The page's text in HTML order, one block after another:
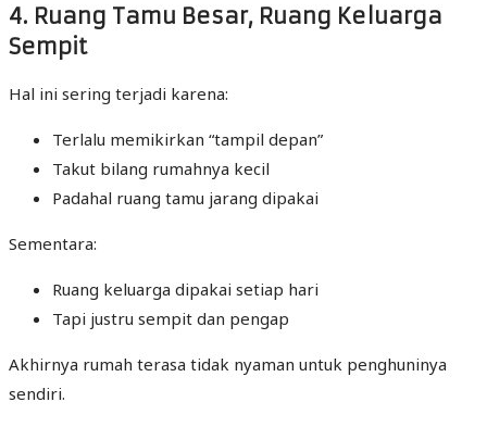
4. Ruang Tamu Besar, Ruang Keluarga
Sempit
Hal ini sering terjadi karena:
Terlalu memikirkan “tampil depan”
Takut bilang rumahnya kecil
Padahal ruang tamu jarang dipakai
Sementara:
Ruang keluarga dipakai setiap hari
Tapi justru sempit dan pengap
Akhirnya rumah terasa tidak nyaman untuk penghuninya
sendiri.